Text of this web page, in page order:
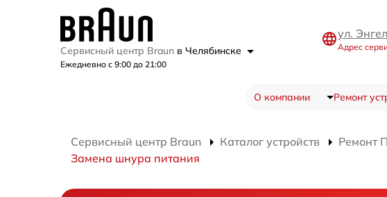
Сервисный центр Braun в Челябинске
Ежедневно с 9:00 до 21:00
ул.
Адрес
О компании Ремонт
Сервисный центр Braun Каталог устройств Ремонт
Замена шнура питания